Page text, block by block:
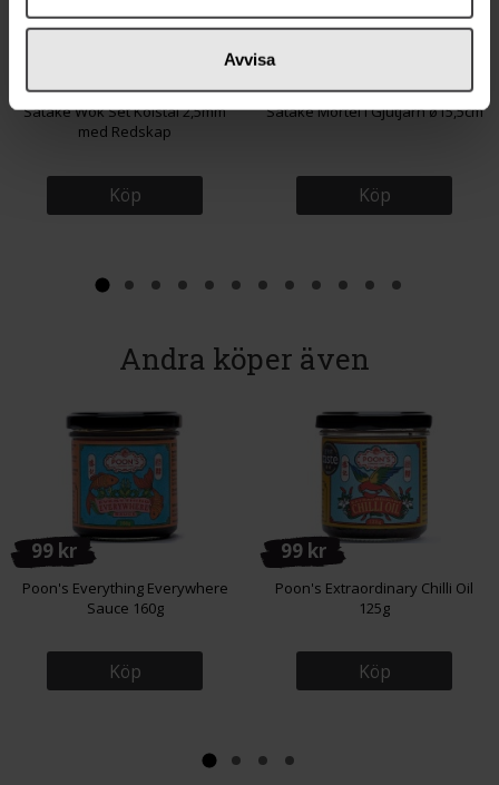
Avvisa
Satake Wok Set Kolstål 2,5mm
med Redskap
Köp
Satake Mortel i Gjutjärn ø15,5cm
Köp
Andra köper även
99 kr
Poon's Everything Everywhere
Sauce 160g
Köp
99 kr
Poon's Extraordinary Chilli Oil
125g
Köp